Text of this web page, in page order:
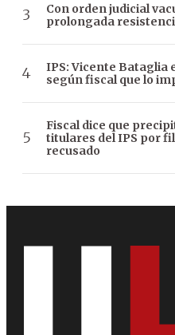
Con orden judicial
prolongada
IPS: Vicente Bataglia
según fiscal que lo
Fiscal dice que
titulares del IPS por
recusado